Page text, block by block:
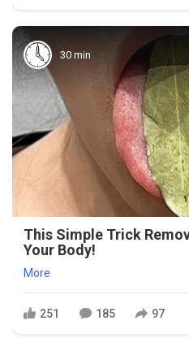
30 min
This Simple Trick
Your Body!
More
251 185 97